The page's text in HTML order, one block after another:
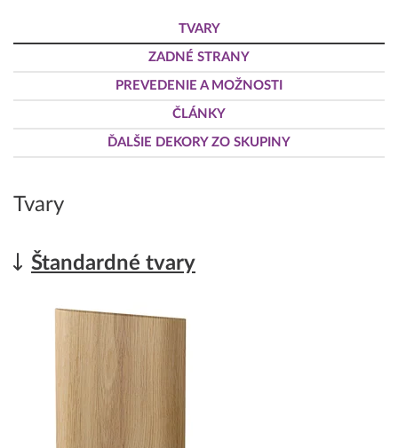
TVARY
ZADNÉ STRANY
PREVEDENIE A MOŽNOSTI
ČLÁNKY
ĎALŠIE DEKORY ZO SKUPINY
Tvary
Štandardné tvary